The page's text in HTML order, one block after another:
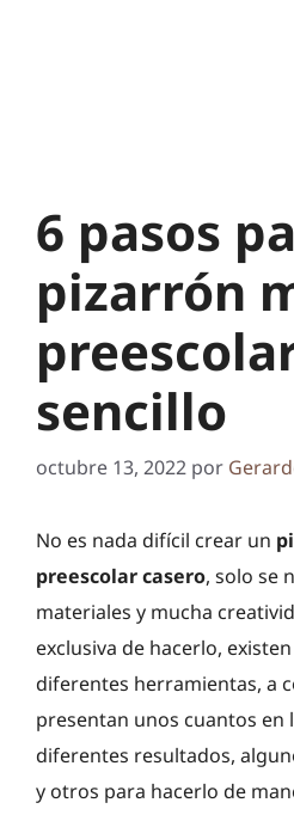
6 pasos
pizarrón
sencillo
octubre 13, 2022 por
No es nada difícil crear un
preescolar casero, solo se
materiales y mucha
exclusiva de hacerlo,
diferentes herramientas, a
presentan unos cuantos en
diferentes resultados,
y otros para hacerlo de